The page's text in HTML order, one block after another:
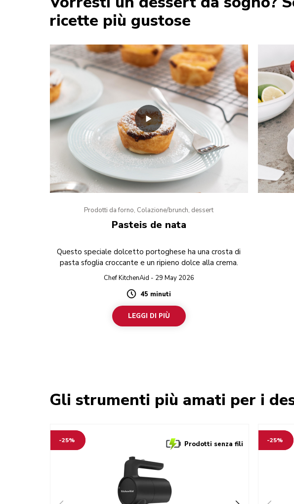
ricette più gustose
Prodotti da forno, Colazione/brunch, dessert
Pasteis de nata
Questo speciale dolcetto portoghese ha una crosta di
pasta sfoglia croccante e un ripieno dolce alla crema.
Chef KitchenAid - 29 May 2026
Duration
45 minuti
LEGGI DI PIÙ
Gli strumenti più amati per i
-25% Prodotti senza fili -25%